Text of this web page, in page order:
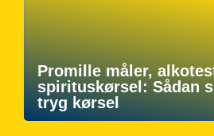
Promille måler,
spirituskørsel: Sådan
tryg kørsel